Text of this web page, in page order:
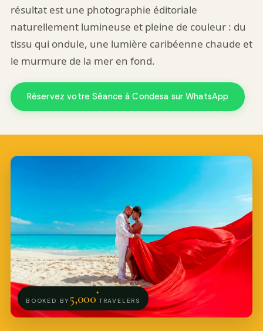
résultat est une photographie éditoriale
naturellement lumineuse et pleine de couleur : du
tissu qui ondule, une lumière caribéenne chaude et
le murmure de la mer en fond.
Réservez votre Séance à Condesa sur WhatsApp
BOOKED BY 5,000+
TRAVELERS